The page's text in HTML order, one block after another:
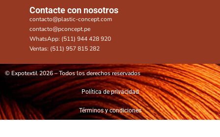
Contacte con nosotros
contacto@plastic-concept.com
contacto@pconcept.pe
WhatsApp: (511) 944 428 920
Ventas: (511) 957 815 282
© Expotextil 2026 – Todos los derechos reservados
Política de privacidad
Términos y condiciones